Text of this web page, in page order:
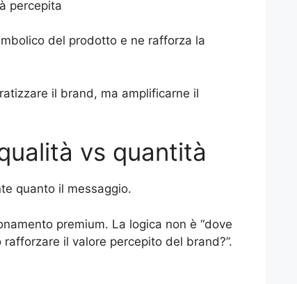
percepita
del prodotto e ne rafforza la
il brand, ma amplificarne il
vs quantità
quanto il messaggio.
premium. La logica non è “dove
il valore percepito del brand?”.